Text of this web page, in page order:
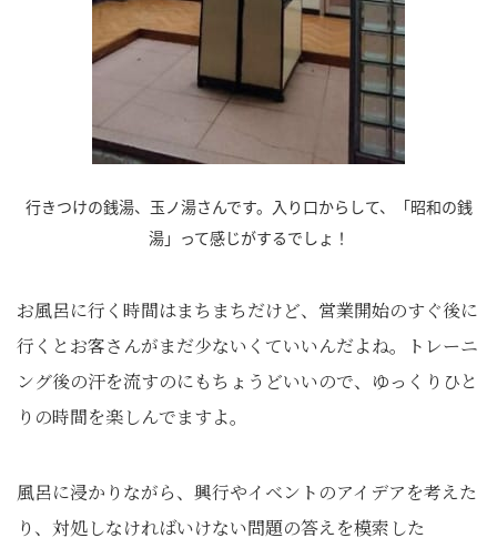
行きつけの銭湯、玉ノ湯さんです。入り口からして、「昭和の銭
湯」って感じがするでしょ！
お風呂に行く時間はまちまちだけど、営業開始のすぐ後に
行くとお客さんがまだ少ないくていいんだよね。トレーニ
ング後の汗を流すのにもちょうどいいので、ゆっくりひと
りの時間を楽しんでますよ。
風呂に浸かりながら、興行やイベントのアイデアを考えた
り、対処しなければいけない問題の答えを模索した